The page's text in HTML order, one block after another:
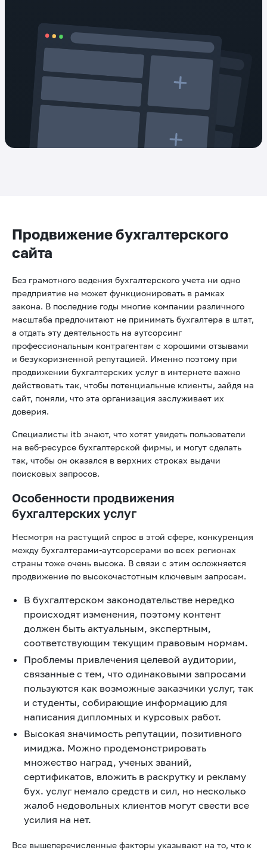
Продвижение бухгалтерского
сайта
Без грамотного ведения бухгалтерского учета ни одно
предприятие не может функционировать в рамках
закона. В последние годы многие компании различного
масштаба предпочитают не принимать бухгалтера в штат,
а отдать эту деятельность на аутсорсинг
профессиональным контрагентам с хорошими отзывами
и безукоризненной репутацией. Именно поэтому при
продвижении бухгалтерских услуг в интернете важно
действовать так, чтобы потенциальные клиенты, зайдя на
сайт, поняли, что эта организация заслуживает их
доверия.
Специалисты itb знают, что хотят увидеть пользователи
на веб-ресурсе бухгалтерской фирмы, и могут сделать
так, чтобы он оказался в верхних строках выдачи
поисковых запросов.
Особенности продвижения
бухгалтерских услуг
Несмотря на растущий спрос в этой сфере, конкуренция
между бухгалтерами-аутсорсерами во всех регионах
страны тоже очень высока. В связи с этим осложняется
продвижение по высокочастотным ключевым запросам.
В бухгалтерском законодательстве нередко
происходят изменения, поэтому контент
должен быть актуальным, экспертным,
соответствующим текущим правовым нормам.
Проблемы привлечения целевой аудитории,
связанные с тем, что одинаковыми запросами
пользуются как возможные заказчики услуг, так
и студенты, собирающие информацию для
написания дипломных и курсовых работ.
Высокая значимость репутации, позитивного
имиджа. Можно продемонстрировать
множество наград, ученых званий,
сертификатов, вложить в раскрутку и рекламу
бух. услуг немало средств и сил, но несколько
жалоб недовольных клиентов могут свести все
усилия на нет.
Все вышеперечисленные факторы указывают на то, что к